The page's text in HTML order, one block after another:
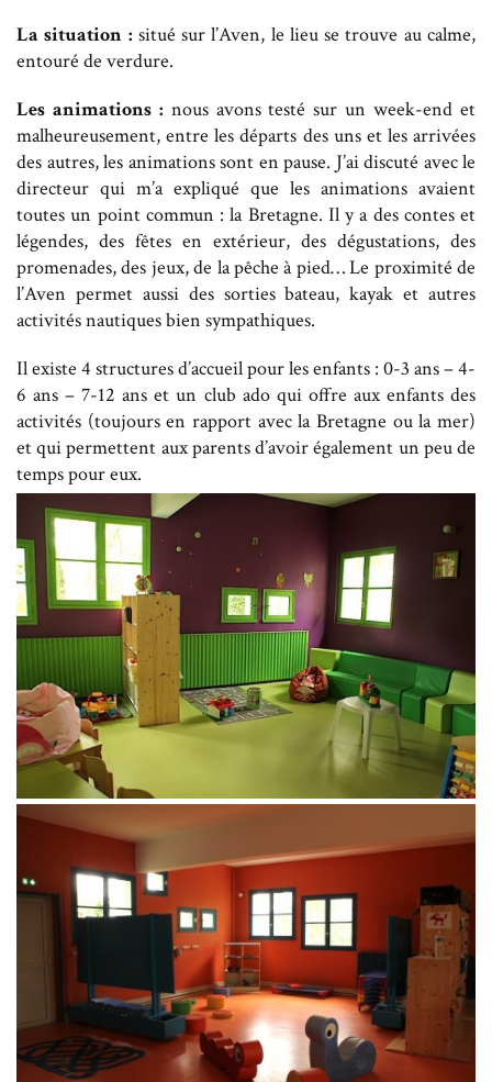
La situation : situé sur l’Aven, le lieu se trouve au calme,
entouré de verdure.
Les animations : nous avons testé sur un week-end et
malheureusement, entre les départs des uns et les arrivées
des autres, les animations sont en pause. J’ai discuté avec le
directeur qui m’a expliqué que les animations avaient
toutes un point commun : la Bretagne. Il y a des contes et
légendes, des fêtes en extérieur, des dégustations, des
promenades, des jeux, de la pêche à pied… Le proximité de
l’Aven permet aussi des sorties bateau, kayak et autres
activités nautiques bien sympathiques.
Il existe 4 structures d’accueil pour les enfants : 0-3 ans – 4-
6 ans – 7-12 ans et un club ado qui offre aux enfants des
activités (toujours en rapport avec la Bretagne ou la mer)
et qui permettent aux parents d’avoir également un peu de
temps pour eux.